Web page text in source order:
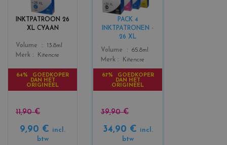
INKTPATROON 26
XL CYAAN
Color
c
n
Volume
13.8ml
Merk
Kitencre
64% GOEDKOPER
DAN HET
ORIGINEEL
11,90 €
9,90 €
incl.
btw
PACK 4
INKTPATRONEN -
26 XL
Color
o
s
l
c
+
Volume
65.8ml
Merk
Kitencre
67% GOEDKOPER
DAN HET
ORIGINEEL
39,90 €
34,90 €
incl.
btw